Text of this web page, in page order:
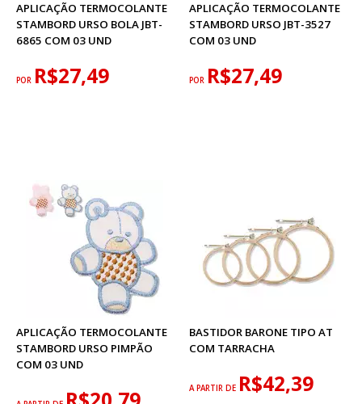
APLICAÇÃO TERMOCOLANTE
STAMBORD URSO BOLA JBT-
6865 COM 03 UND
POR R$27,49
APLICAÇÃO TERMOCOLANTE
STAMBORD URSO JBT-3527
COM 03 UND
POR R$27,49
APLICAÇÃO TERMOCOLANTE
STAMBORD URSO PIMPÃO
COM 03 UND
BASTIDOR BARONE TIPO AT
COM TARRACHA
A PARTIR DE R$42,39